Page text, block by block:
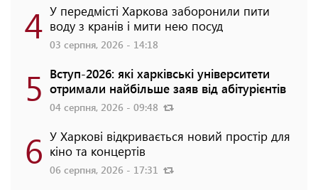
4 У передмісті Харкова заборонили пити
воду з кранів і мити нею посуд
03 серпня, 2026 - 14:18
5 Вступ-2026: які харківські університети
отримали найбільше заяв від абітурієнтів
04 серпня, 2026 - 09:48
6 У Харкові відкривається новий простір для
кіно та концертів
06 серпня, 2026 - 17:31